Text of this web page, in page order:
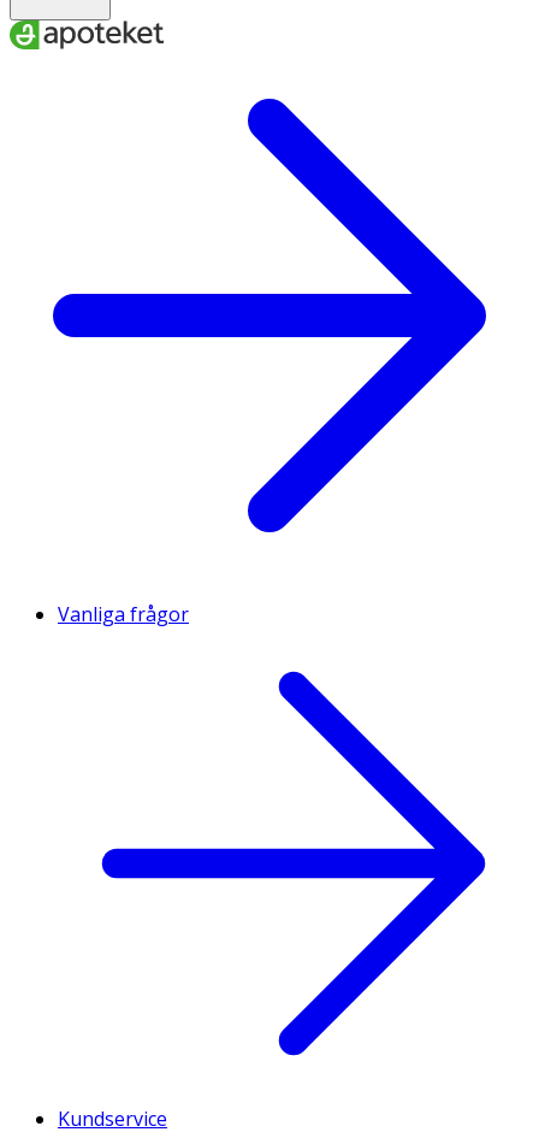
Vanliga frågor
Kundservice